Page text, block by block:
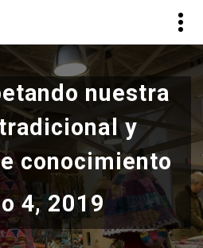
nuestra
y
conocimiento
4, 2019